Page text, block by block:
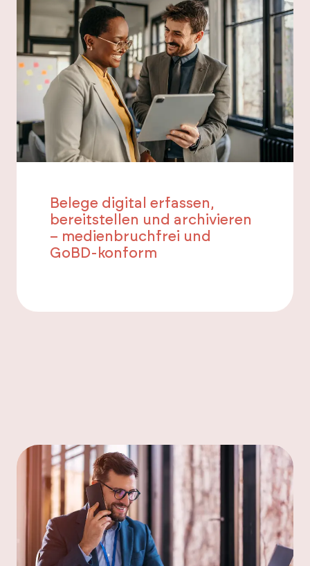
Belege digital erfassen,
bereitstellen und archivieren
– medienbruchfrei und
GoBD-konform